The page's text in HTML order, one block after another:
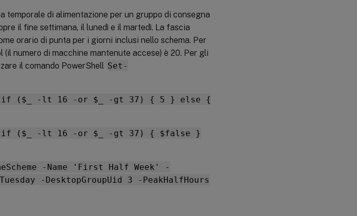
temporale di alimentazione per un gruppo di consegna
il fine settimana, il lunedì e il martedì. La fascia
orario di punta per i giorni inclusi nello schema. Per
(il numero di macchine mantenute accese) è 20. Per gli
il comando PowerShell Set-
if ($_ -lt 16 -or $_ -gt 37) { 5 } else {
if ($_ -lt 16 -or $_ -gt 37) { $false }
-Name 'First Half Week' -
-DesktopGroupUid 3 -PeakHalfHours